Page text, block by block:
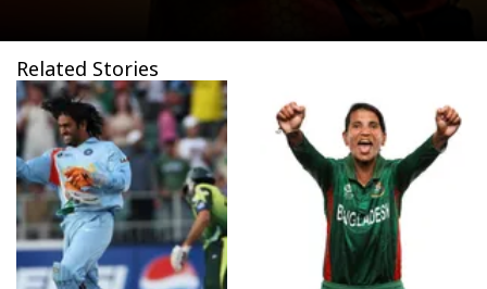
Related Stories